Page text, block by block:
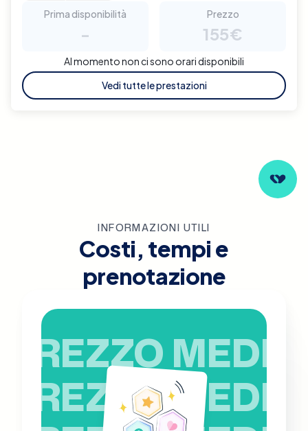
Prima disponibilità
-
Prezzo
155€
Al momento non ci sono orari disponibili
Vedi tutte le prestazioni
INFORMAZIONI UTILI
Costi, tempi e
prenotazione
PREZZO MEDIO
PREZZO MEDIO